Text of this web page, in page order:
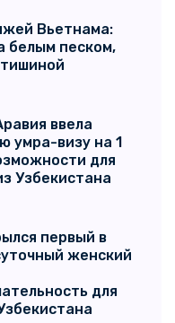
Вьетнама:
белым песком,
ввела
умра-визу на 1
для
Узбекистана
первый в
женский
для